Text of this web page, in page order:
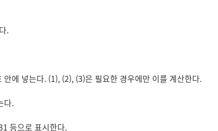
.
안에 넣는다. (1), (2), (3)은 필요한 경우에만 이를 계산한다.
다.
등으로 표시한다.